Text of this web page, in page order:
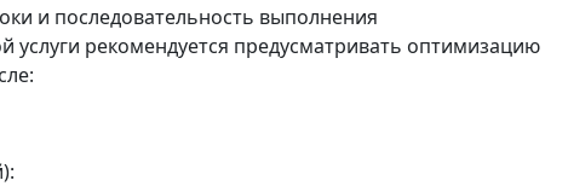
и последовательность выполнения
услуги рекомендуется предусматривать оптимизацию